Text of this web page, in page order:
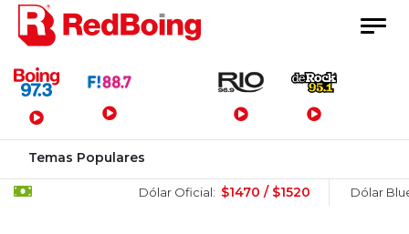
Menú Principal
Temas Populares
Dólar Oficial: $1470 / $1520 Dólar Blue: